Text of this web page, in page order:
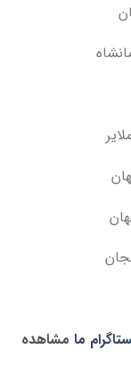
ما مشاهده